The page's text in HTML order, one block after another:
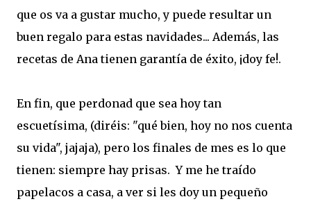
que os va a gustar mucho, y puede resultar un
buen regalo para estas navidades... Además, las
recetas de Ana tienen garantía de éxito, ¡doy fe!.
En fin, que perdonad que sea hoy tan
escuetísima, (diréis: "qué bien, hoy no nos cuenta
su vida", jajaja), pero los finales de mes es lo que
tienen: siempre hay prisas. Y me he traído
papelacos a casa, a ver si les doy un pequeño